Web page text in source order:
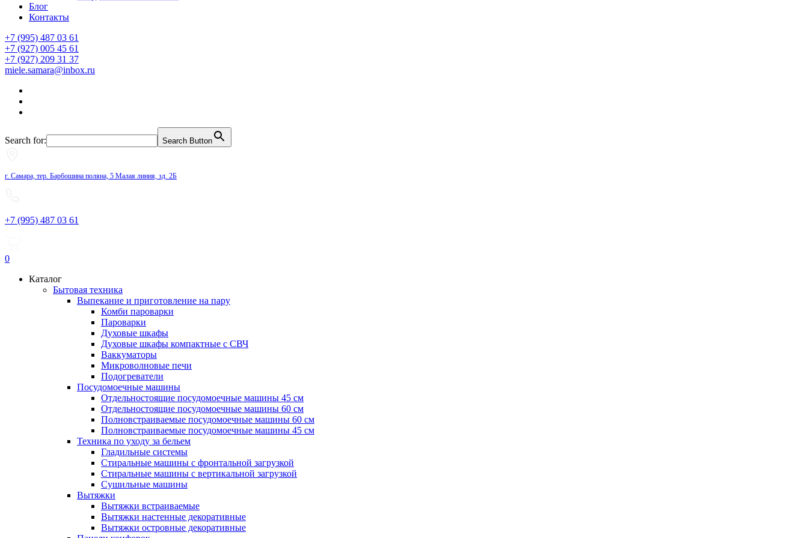
Блог
Контакты
+7 (995) 487 03 61
+7 (927) 005 45 61
+7 (927) 209 31 37
miele.samara@inbox.ru
Search for: Search Button
г. Самара, тер. Барбошина поляна, 5 Малая линия, зд. 2Б
+7 (995) 487 03 61
0
Каталог
Бытовая техника
Выпекание и приготовление на пару
Комби пароварки
Пароварки
Духовые шкафы
Духовые шкафы компактные с СВЧ
Ваккуматоры
Микроволновые печи
Подогреватели
Посудомоечные машины
Отдельностоящие посудомоечные машины 45 см
Отдельностоящие посудомоечные машины 60 см
Полновстраиваемые посудомоечные машины 60 см
Полновстраиваемые посудомоечные машины 45 см
Техника по уходу за бельем
Гладильные системы
Стиральные машины с фронтальной загрузкой
Стиральные машины с вертикальной загрузкой
Сушильные машины
Вытяжки
Вытяжки встраиваемые
Вытяжки настенные декоративные
Вытяжки островные декоративные